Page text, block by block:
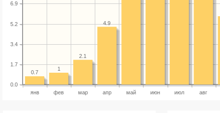
янв фев мар апр май июн июл авг
0.0
1.7
3.4
5.2
6.9
4.9
2.1
1
0.7